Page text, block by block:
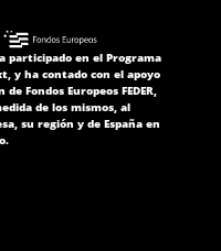
participado en el Programa
y ha contado con el apoyo
Fondos Europeos FEDER,
de los mismos, al
su región y de España en